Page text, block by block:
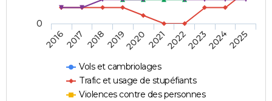
Vols et cambriolages
Trafic et usage de stupéfiants
Violences contre des personnes
20162017 20182019202020212022202320242025
0